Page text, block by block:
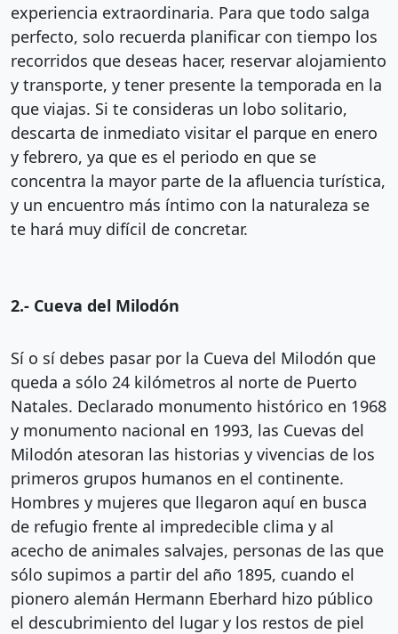
experiencia extraordinaria. Para que todo salga
perfecto, solo recuerda planificar con tiempo los
recorridos que deseas hacer, reservar alojamiento
y transporte, y tener presente la temporada en la
que viajas. Si te consideras un lobo solitario,
descarta de inmediato visitar el parque en enero
y febrero, ya que es el periodo en que se
concentra la mayor parte de la afluencia turística,
y un encuentro más íntimo con la naturaleza se
te hará muy difícil de concretar.
2.- Cueva del Milodón
Sí o sí debes pasar por la Cueva del Milodón que
queda a sólo 24 kilómetros al norte de Puerto
Natales. Declarado monumento histórico en 1968
y monumento nacional en 1993, las Cuevas del
Milodón atesoran las historias y vivencias de los
primeros grupos humanos en el continente.
Hombres y mujeres que llegaron aquí en busca
de refugio frente al impredecible clima y al
acecho de animales salvajes, personas de las que
sólo supimos a partir del año 1895, cuando el
pionero alemán Hermann Eberhard hizo público
el descubrimiento del lugar y los restos de piel